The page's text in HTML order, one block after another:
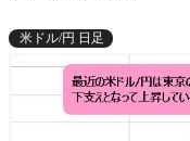
米ドル/円 日足